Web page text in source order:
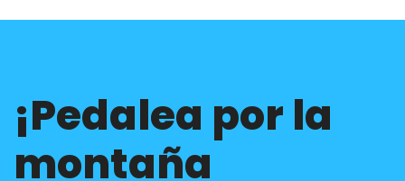
¡Pedalea por la
montaña